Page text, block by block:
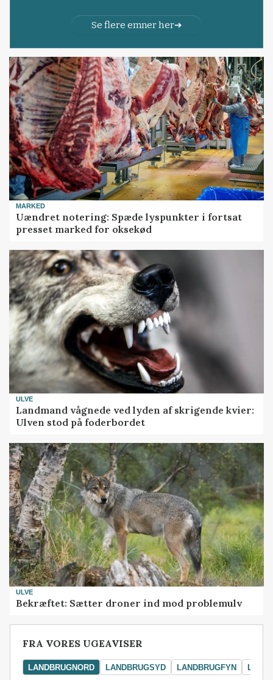
Se flere emner her
MARKED
Uændret notering: Spæde lyspunkter i fortsat
presset marked for oksekød
ULVE
Landmand vågnede ved lyden af skrigende kvier:
Ulven stod på foderbordet
ULVE
Bekræftet: Sætter droner ind mod problemulv
FRA VORES UGEAVISER
LANDBRUGNORD LANDBRUGSYD LANDBRUGFYN